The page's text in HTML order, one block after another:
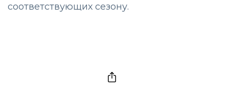
соответствующих сезону.